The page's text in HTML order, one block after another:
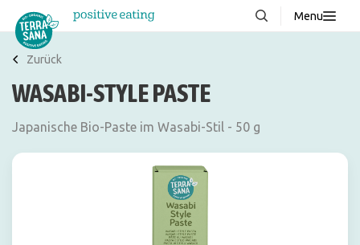
Menu
Über uns
Wissenswertes
Zurück
WASABI-STYLE PASTE
Japanische Bio-Paste im Wasabi-Stil - 50 g